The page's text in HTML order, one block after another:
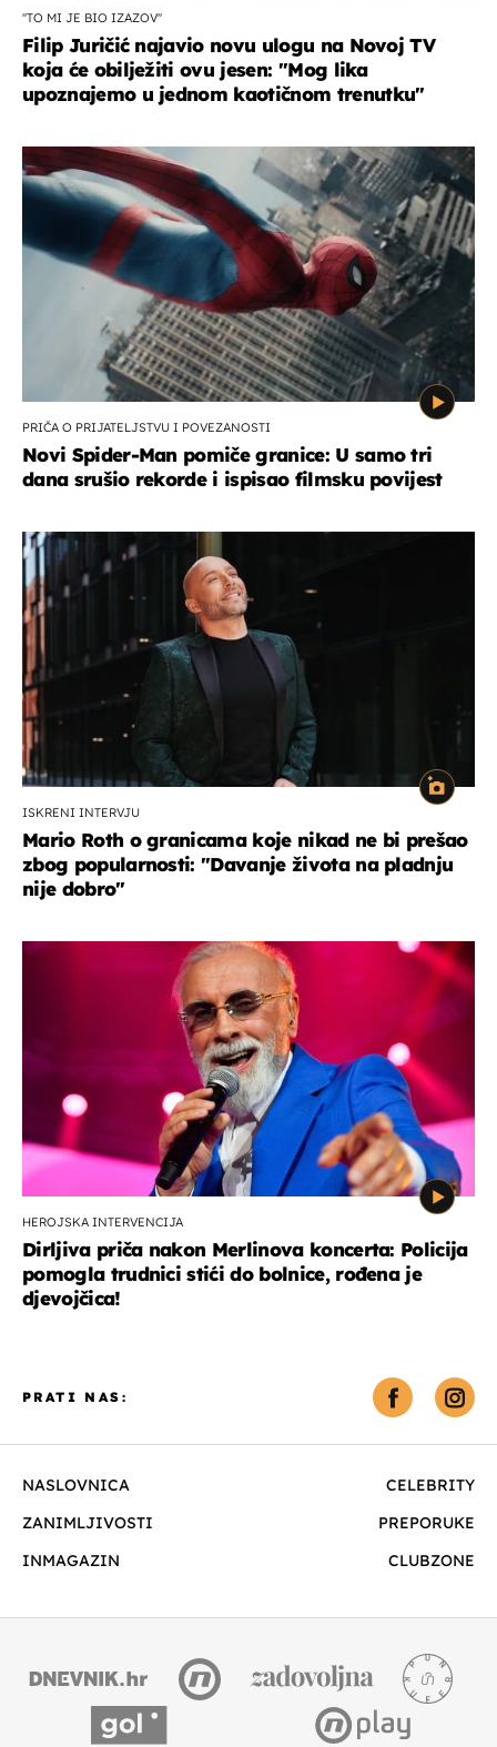
''TO MI JE BIO IZAZOV''
Filip Juričić najavio novu ulogu na Novoj TV
koja će obilježiti ovu jesen: ''Mog lika
upoznajemo u jednom kaotičnom trenutku''
PRIČA O PRIJATELJSTVU I POVEZANOSTI
Novi Spider-Man pomiče granice: U samo tri
dana srušio rekorde i ispisao filmsku povijest
ISKRENI INTERVJU
Mario Roth o granicama koje nikad ne bi prešao
zbog popularnosti: "Davanje života na pladnju
nije dobro"
HEROJSKA INTERVENCIJA
Dirljiva priča nakon Merlinova koncerta: Policija
pomogla trudnici stići do bolnice, rođena je
djevojčica!
NASLOVNICA
CELEBRITY
ZANIMLJIVOSTI
PREPORUKE
INMAGAZIN
CLUBZONE
PRATI NAS: